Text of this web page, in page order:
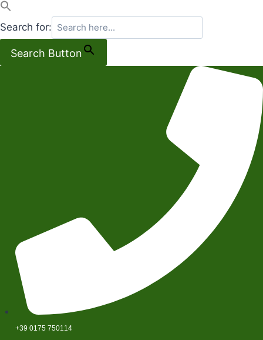
Search for:
Search Button
+39 0175 750114